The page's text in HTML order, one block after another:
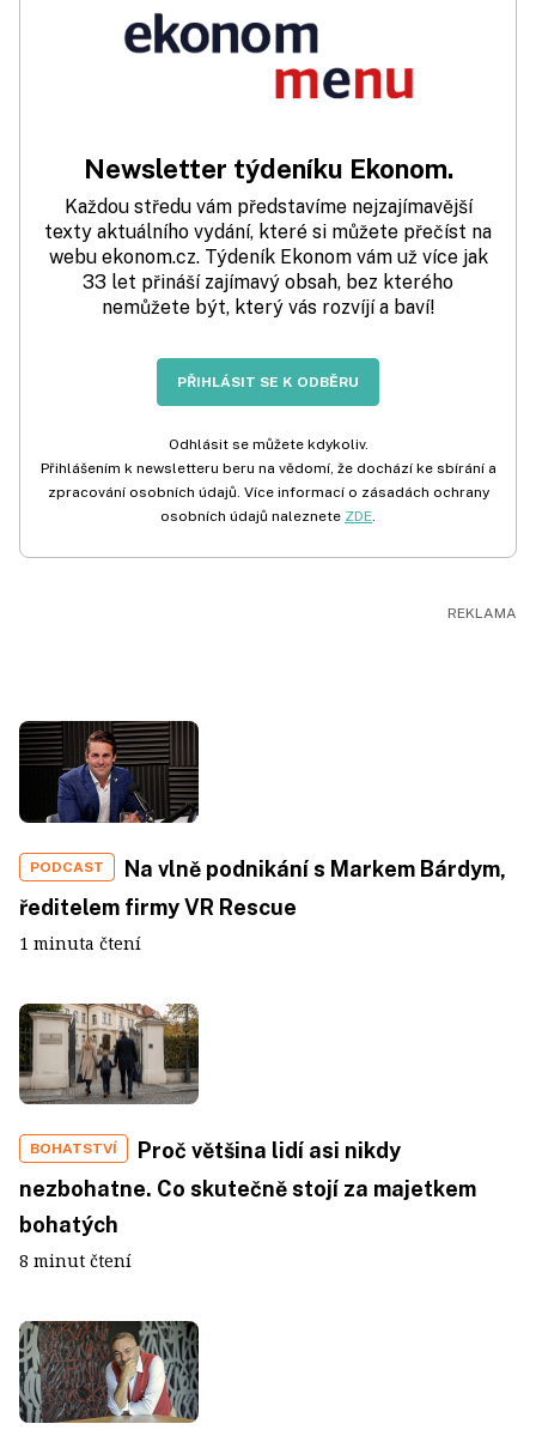
Newsletter týdeníku Ekonom.
Každou středu vám představíme nejzajímavější
texty aktuálního vydání, které si můžete přečíst na
webu ekonom.cz. Týdeník Ekonom vám už více jak
33 let přináší zajímavý obsah, bez kterého
nemůžete být, který vás rozvíjí a baví!
PŘIHLÁSIT SE K ODBĚRU
Odhlásit se můžete kdykoliv.
Přihlášením k newsletteru beru na vědomí, že dochází ke sbírání a
zpracování osobních údajů. Více informací o zásadách ochrany
osobních údajů naleznete ZDE.
PODCAST
Na vlně podnikání s Markem Bárdym,
ředitelem firmy VR Rescue
1 minuta čtení
BOHATSTVÍ
Proč většina lidí asi nikdy
nezbohatne. Co skutečně stojí za majetkem
bohatých
8 minut čtení